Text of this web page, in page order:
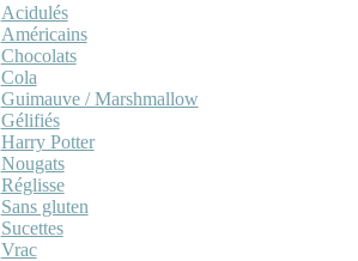
Acidulés
Américains
Chocolats
Cola
Guimauve / Marshmallow
Gélifiés
Harry Potter
Nougats
Réglisse
Sans gluten
Sucettes
Vrac